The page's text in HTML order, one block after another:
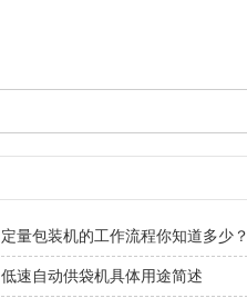
定量包装机的工作流程你知道多少？
低速自动供袋机具体用途简述